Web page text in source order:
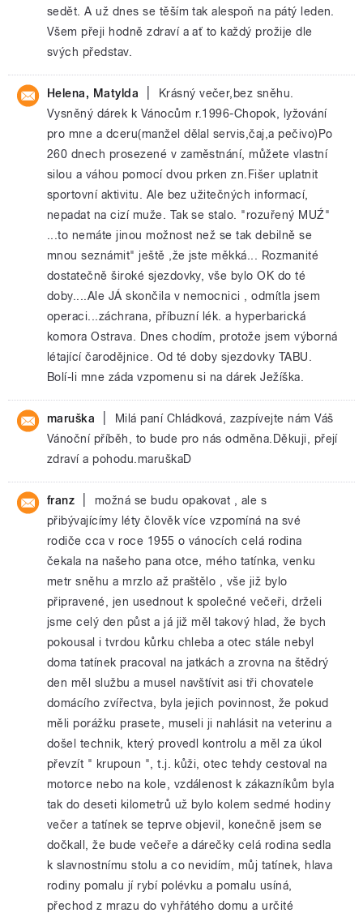
sedět. A už dnes se těším tak alespoň na pátý leden.
Všem přeji hodně zdraví a ať to každý prožije dle
svých představ.
Helena, Matylda
Krásný večer,bez sněhu.
Vysněný dárek k Vánocům r.1996-Chopok, lyžování
pro mne a dceru(manžel dělal servis,čaj,a pečivo)Po
260 dnech prosezené v zaměstnání, můžete vlastní
silou a váhou pomocí dvou prken zn.Fišer uplatnit
sportovní aktivitu. Ale bez užitečných informací,
nepadat na cizí muže. Tak se stalo. "rozuřený MUŹ"
...to nemáte jinou možnost než se tak debilně se
mnou seznámit" ještě ,že jste měkká... Rozmanité
dostatečně široké sjezdovky, vše bylo OK do té
doby....Ale JÁ skončila v nemocnici , odmítla jsem
operaci...záchrana, příbuzní lék. a hyperbarická
komora Ostrava. Dnes chodím, protože jsem výborná
létající čarodějnice. Od té doby sjezdovky TABU.
Bolí-li mne záda vzpomenu si na dárek Ježíška.
maruška
Milá paní Chládková, zazpívejte nám Váš
Vánoční příběh, to bude pro nás odměna.Děkuji, přejí
zdraví a pohodu.maruškaD
franz
možná se budu opakovat , ale s
přibývajícímy léty člověk více vzpomíná na své
rodiče cca v roce 1955 o vánocích celá rodina
čekala na našeho pana otce, mého tatínka, venku
metr sněhu a mrzlo až praštělo , vše již bylo
připravené, jen usednout k společné večeři, drželi
jsme celý den půst a já již měl takový hlad, že bych
pokousal i tvrdou kůrku chleba a otec stále nebyl
doma tatínek pracoval na jatkách a zrovna na štědrý
den měl službu a musel navštívit asi tři chovatele
domácího zvířectva, byla jejich povinnost, že pokud
měli porážku prasete, museli ji nahlásit na veterinu a
došel technik, který provedl kontrolu a měl za úkol
převzít " krupoun ", t.j. kůži, otec tehdy cestoval na
motorce nebo na kole, vzdálenost k zákazníkům byla
tak do deseti kilometrů už bylo kolem sedmé hodiny
večer a tatínek se teprve objevil, konečně jsem se
dočkall, že bude večeře a dárečky celá rodina sedla
k slavnostnímu stolu a co nevidím, můj tatínek, hlava
rodiny pomalu jí rybí polévku a pomalu usíná,
přechod z mrazu do vyhřátého domu a určité